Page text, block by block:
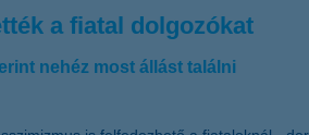
a fiatal dolgozókat
nehéz most állást találni